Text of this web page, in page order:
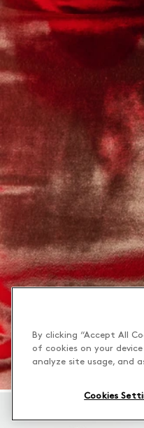
By clicking “Accept All
of cookies on your
analyze site usage, and
Cookies